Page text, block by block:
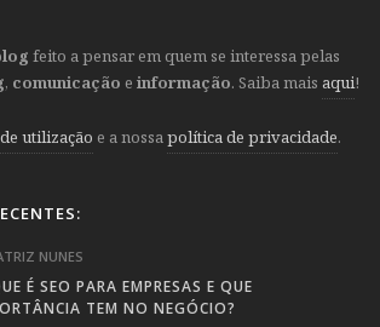
feito a pensar em quem se interessa pelas
, comunicação e informação. Saiba mais aqui!
utilização e a nossapolítica de privacidade.
NUNES
É SEO PARA EMPRESAS E QUE
TEM NO NEGÓCIO?